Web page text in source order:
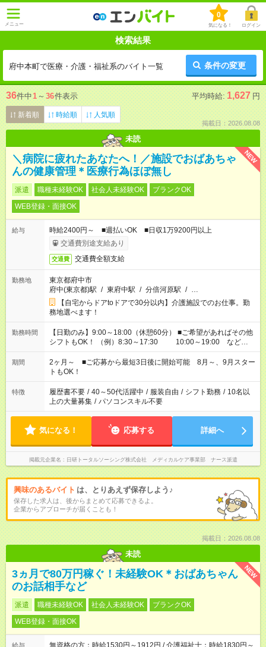
メニュー
0
気になる！ ログイン
検索結果
府中本町で医療・介護・福祉系のバイト一覧 条件の変更
36件中1 ～ 36件表示 平均時給: 1,627 円
新着順 時給順 人気順
掲載日：2026.08.08
未読
NEW
＼病院に疲れたあなたへ！／施設でおばあちゃ
んの健康管理＊医療行為ほぼ無し
派遣 職種未経験OK 社会人未経験OK
ブランクOK
WEB登録・面接OK
給与
時給2400円～ ■週払いOK ■日収1万9200円以上
交通費別途支給あり
交通費 交通費全額支給
勤務地
東京都府中市
府中(東京都)駅 / 東府中駅 / 分倍河原駅 / …
【自宅からドアtoドアで30分以内】介護施設でのお仕事。勤
務地選べます！
勤務時間
【日勤のみ】9:00～18:00（休憩60分） ■ご希望があればその他
シフトもOK！ （例）8:30～17:30 10:00～19:00 など
「家族とお休みを合わせたい」 「できれば残業はしたくない」
など、あなたのご希望に沿ったお仕事をご紹介します！ ※Wワ
ーク希望の方へ 今ご覧のお仕事で希望する勤務時間と、もう1つ
のお仕事の勤務時間。 合計で週40時間を超える場合は応募でき
ません
期間
2ヶ月～ ■ご応募から最短3日後に開始可能 8月～、9月スター
トもOK！
特徴 履歴書不要 / 40～50代活躍中 / 服装自由 / シフト勤務 / 10名以
上の大量募集 / パソコンスキル不要
気になる！ 応募する 詳細へ
掲載元企業名 日研トータルソーシング株式会社 メディカルケア事業部 ナース派遣
興味のあるバイト は、とりあえず保存しよう♪
保存した求人は、後からまとめて応募できるよ。
企業からアプローチが届くことも！
掲載日：2026.08.08
未読
NEW
3ヵ月で80万円稼ぐ！未経験OK＊おばあちゃん
のお話相手など
派遣 職種未経験OK 社会人未経験OK
ブランクOK
WEB登録・面接OK
給与
無資格の方：時給1530円～1912円 / 介護福祉士：時給1830円～